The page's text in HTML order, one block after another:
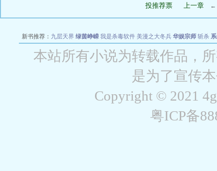
投推荐票 上一章 ←
新书推荐： 九层天界 绿茵峥嵘 我是杀毒软件 美漫之大冬兵 华娱宗师 斩杀
战争天堂 混元道纪 教练万岁 都市全能巨星 绝对交易 全职武神 位面复
本站所有小说为转载作品，
是为了宣传
Copyright © 2021
粤ICP备